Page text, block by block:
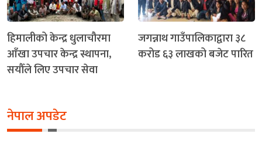
हिमालीको केन्द्र धुलाचौरमा
आँखा उपचार केन्द्र स्थापना,
सयौँले लिए उपचार सेवा
जगन्नाथ गाउँपालिकाद्वारा ३८
करोड ६३ लाखको बजेट पारित
नेपाल अपडेट